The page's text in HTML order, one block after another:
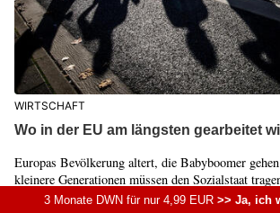
WIRTSCHAFT
Wo in der EU am längsten gearbeitet
Europas Bevölkerung altert, die Babyboomer
kleinere Generationen müssen den Sozialstaat
Daten...3 Monate DWN für nur 4,99 EUR>> Ja, ich